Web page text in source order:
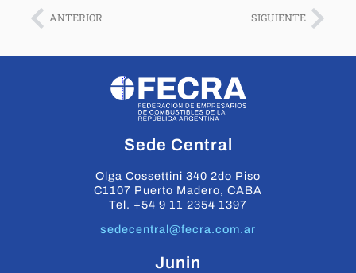
ANTERIOR SIGUIENTE
Sede Central
Olga Cossettini 340 2do Piso
C1107 Puerto Madero, CABA
Tel. +54 9 11 2354 1397
sedecentral@fecra.com.ar
Junin